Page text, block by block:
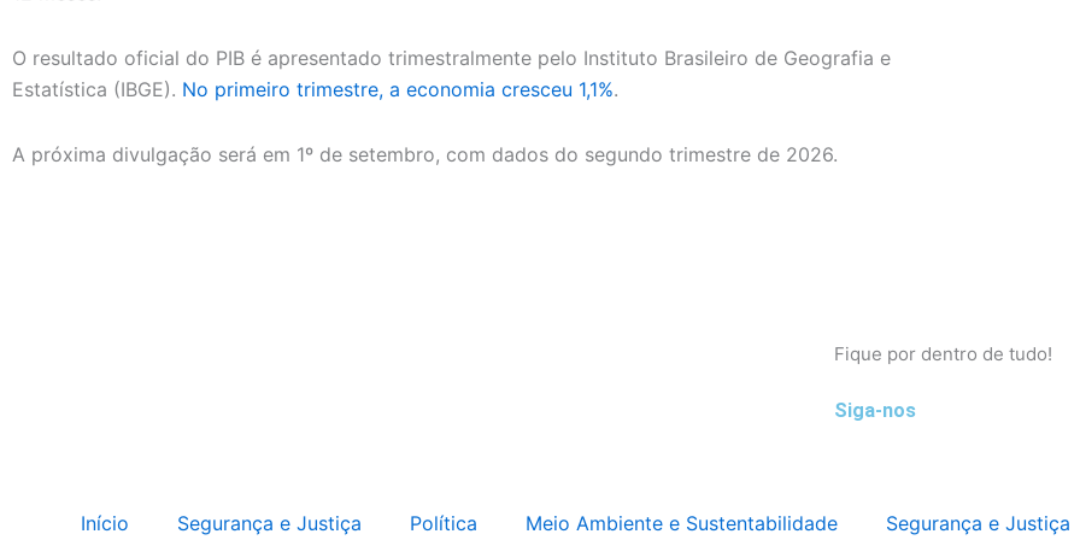
O resultado oficial do PIB é apresentado trimestralmente pelo Instituto Brasileiro de Geografia e
Estatística (IBGE). No primeiro trimestre, a economia cresceu 1,1%.
A próxima divulgação será em 1º de setembro, com dados do segundo trimestre de 2026.
Fique por dentro de tudo!
Siga-nos
Início Segurança e Justiça Política Meio Ambiente e Sustentabilidade Segurança e Justiça